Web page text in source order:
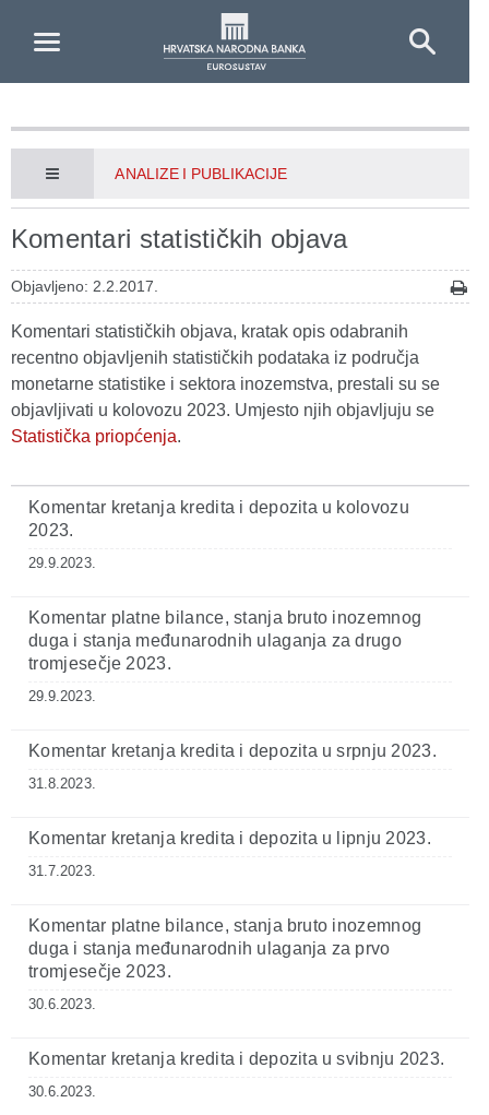
ANALIZE I PUBLIKACIJE
Komentari statističkih objava
Objavljeno: 2.2.2017.
Komentari statističkih objava, kratak opis odabranih
recentno objavljenih statističkih podataka iz područja
monetarne statistike i sektora inozemstva, prestali su se
objavljivati u kolovozu 2023. Umjesto njih objavljuju se
Statistička priopćenja.
Komentar kretanja kredita i depozita u kolovozu
2023.
29.9.2023.
Komentar platne bilance, stanja bruto inozemnog
duga i stanja međunarodnih ulaganja za drugo
tromjesečje 2023.
29.9.2023.
Komentar kretanja kredita i depozita u srpnju 2023.
31.8.2023.
Komentar kretanja kredita i depozita u lipnju 2023.
31.7.2023.
Komentar platne bilance, stanja bruto inozemnog
duga i stanja međunarodnih ulaganja za prvo
tromjesečje 2023.
30.6.2023.
Komentar kretanja kredita i depozita u svibnju 2023.
30.6.2023.